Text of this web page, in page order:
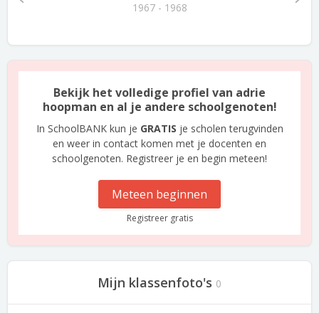
1967 - 1968
Bekijk het volledige profiel van adrie
hoopman en al je andere schoolgenoten!
In SchoolBANK kun je GRATIS je scholen terugvinden
en weer in contact komen met je docenten en
schoolgenoten. Registreer je en begin meteen!
Meteen beginnen
Registreer gratis
Mijn klassenfoto's 0